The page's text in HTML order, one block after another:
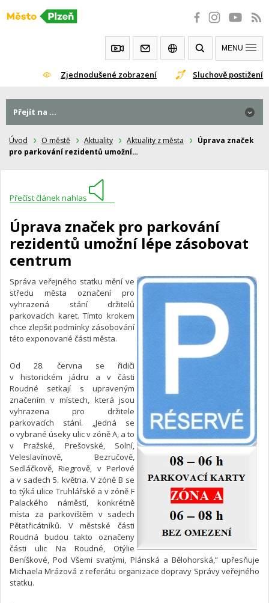
Přeskočit
Zjednodušené zobrazení Sluchově postižení
MENU
Úvod O městě Aktuality Aktuality z města
Úprava značek
pro parkování rezidentů umožní…
Přečíst článek nahlas
Úprava značek pro parkování
rezidentů umožní lépe zásobovat
centrum
Správa veřejného statku mění ve
středu města označení pro
vyhrazená stání držitelů
parkovacích karet. Tímto krokem
chce zlepšit podmínky zásobování
této exponované části města.
Od 28. června se řidiči
v historickém jádru a v části
Roudné setkají s upraveným
značením v místech, která jsou
vyhrazena pro držitele
parkovacích stání. „Jedná se
o vybrané úseky ulic v zóně A, a to
v Pražské, Prešovské, Solní,
Veleslavínově, Bezručově,
Sedláčkově, Riegrově, v Perlové
a v sadech 5. května. V zóně B se
to týká ulice Truhlářské a v zóně F
Palackého náměstí, konkrétně
místa za parkovištěm v sadech
Pětatřicátníků. V městské části
Roudná budou takto označeny
části ulic Na Roudné, Otýlie
Beníškové, Pod Všemi svatými, Plánská a Bělohorská,“ upřesňuje
Michaela Mrázová z referátu organizace dopravy Správy veřejného
statku.
Přejít na ...